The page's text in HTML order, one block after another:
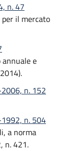
n. 47
il mercato
annuale e
n. 152
n. 504
a norma
n. 421.